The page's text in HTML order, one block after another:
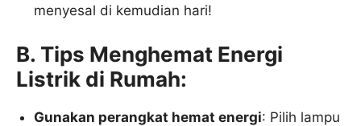
menyesal di kemudian hari!
B. Tips Menghemat Energi
Listrik di Rumah:
Gunakan perangkat hemat energi: Pilih lampu